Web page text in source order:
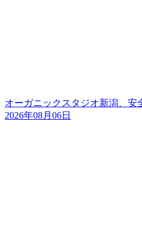
オーガニックスタジオ新潟、安
2026年08月06日